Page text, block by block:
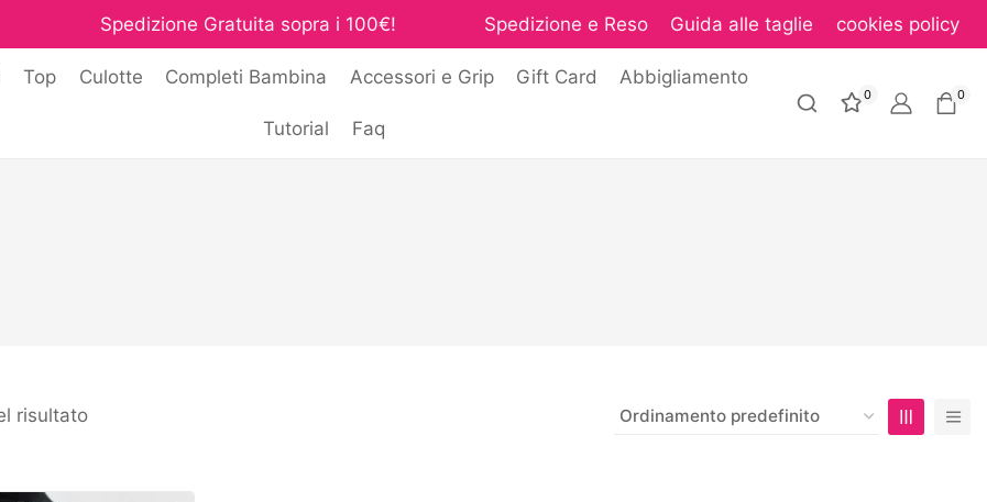
Spedizione Gratuita sopra i 100€! Spedizione e Reso Guida alle taglie cookies policy
Top Culotte Completi Bambina Accessori e Grip Gift Card Abbigliamento
Tutorial Faq
0 0
risultato